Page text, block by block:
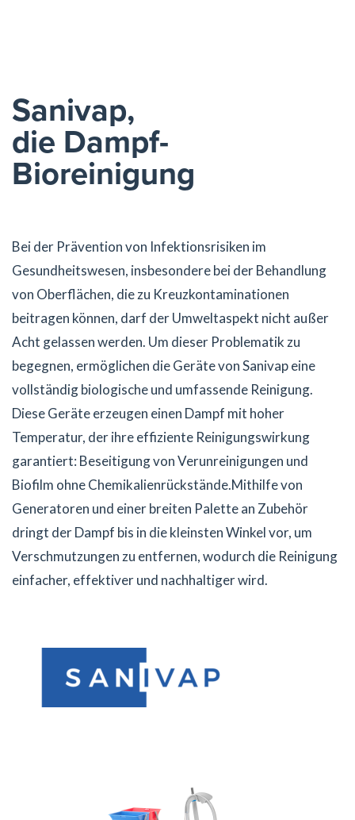
Sanivap,
die Dampf-
Bioreinigung
Bei der Prävention von Infektionsrisiken im
Gesundheitswesen, insbesondere bei der Behandlung
von Oberflächen, die zu Kreuzkontaminationen
beitragen können, darf der Umweltaspekt nicht außer
Acht gelassen werden. Um dieser Problematik zu
begegnen, ermöglichen die Geräte von Sanivap eine
vollständig biologische und umfassende Reinigung.
Diese Geräte erzeugen einen Dampf mit hoher
Temperatur, der ihre effiziente Reinigungswirkung
garantiert: Beseitigung von Verunreinigungen und
Biofilm ohne Chemikalienrückstände.Mithilfe von
Generatoren und einer breiten Palette an Zubehör
dringt der Dampf bis in die kleinsten Winkel vor, um
Verschmutzungen zu entfernen, wodurch die Reinigung
einfacher, effektiver und nachhaltiger wird.